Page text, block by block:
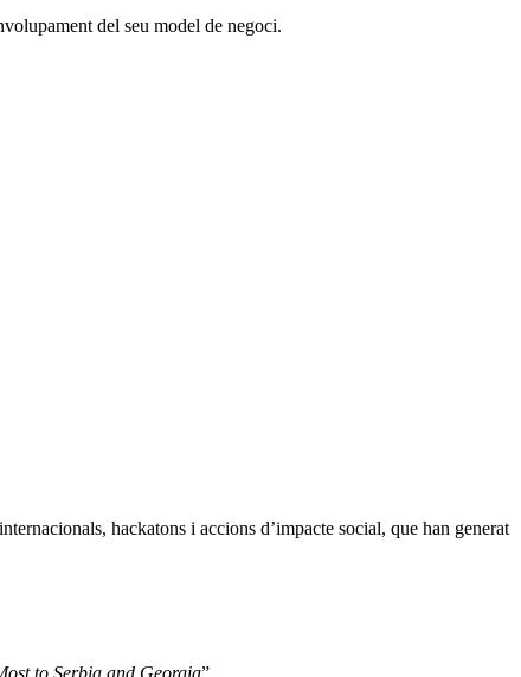
del seu model de negoci.
hackatons i accions d’impacte social, que han generat